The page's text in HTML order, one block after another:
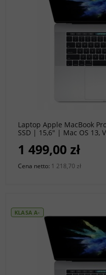
Laptop Apple MacBook
SSD | 15,6" | Mac OS 13,
1 499,00 zł
Cena netto: 1 218,70 zł
KLASA A-